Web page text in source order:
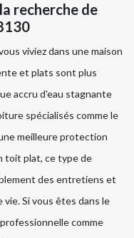
recherche de
viviez dans une maison
et plats sont plus
accru d'eau stagnante
spécialisés comme le
meilleure protection
toit plat, ce type de
des entretiens et
Si vous êtes dans le
comme